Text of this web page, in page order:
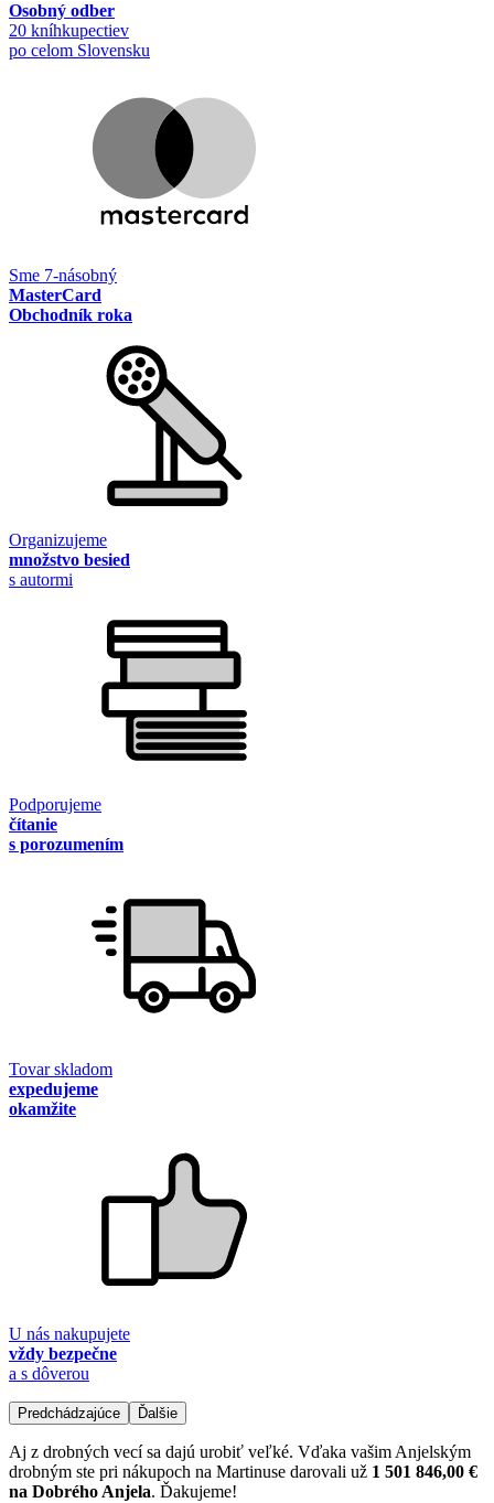
Osobný odber
20 kníhkupectiev
po celom Slovensku
Sme 7-násobný
MasterCard
Obchodník roka
Organizujeme
množstvo besied
s autormi
Podporujeme
čítanie
s porozumením
Tovar skladom
expedujeme
okamžite
U nás nakupujete
vždy bezpečne
a s dôverou
Predchádzajúce Ďalšie
Aj z drobných vecí sa dajú urobiť veľké. Vďaka vašim Anjelským
drobným ste pri nákupoch na Martinuse darovali už 1 501 846,00 €
na Dobrého Anjela. Ďakujeme!